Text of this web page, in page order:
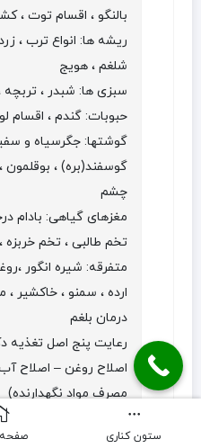
بالنگو ، اقسام توت ،
ریشه ها: انواع ترب ،
شلغم ، هویج
سبزی ها: شبدر ، تربچه
حبوبات: گندم ، اقسام
گوشتها: جگرسیاه و
گوسفند(بره) ، بوقلمون
چشم
مغزهای گیاهی: بادام
تخم طالبی ، تخم خربزه
متفرقه: شیره انگور
ارده ، سمنو ، خاکشیر ،
درمان بلغم
رعایت پنج اصل تغذیه
اصلاح روغن – اصلاح
مصرف مواد نگهدارنده)
حیات بخش،شربتستون کناری